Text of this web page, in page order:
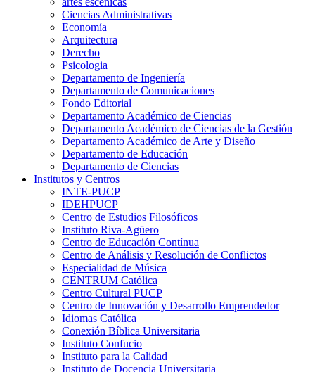
Ciencias Administrativas
Economía
Arquitectura
Derecho
Psicologia
Departamento de Ingeniería
Departamento de Comunicaciones
Fondo Editorial
Departamento Académico de Ciencias
Departamento Académico de Ciencias de la Gestión
Departamento Académico de Arte y Diseño
Departamento de Educación
Departamento de Ciencias
Institutos y Centros
INTE-PUCP
IDEHPUCP
Centro de Estudios Filosóficos
Instituto Riva-Agüero
Centro de Educación Contínua
Centro de Análisis y Resolución de Conflictos
Especialidad de Música
CENTRUM Católica
Centro Cultural PUCP
Centro de Innovación y Desarrollo Emprendedor
Idiomas Católica
Conexión Bíblica Universitaria
Instituto Confucio
Instituto para la Calidad
Instituto de Docencia Universitaria